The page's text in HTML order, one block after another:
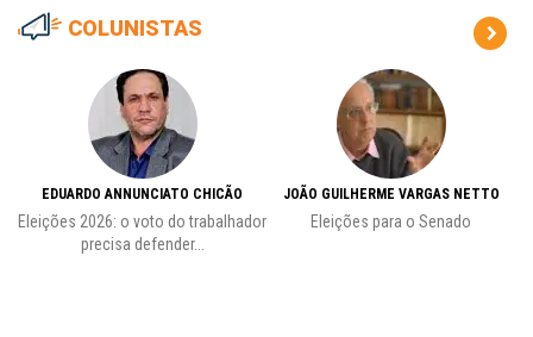
COLUNISTAS
EDUARDO ANNUNCIATO CHICÃO
Eleições 2026: o voto do trabalhador
precisa defender...
JOÃO GUILHERME VARGAS NETTO
Eleições para o Senado